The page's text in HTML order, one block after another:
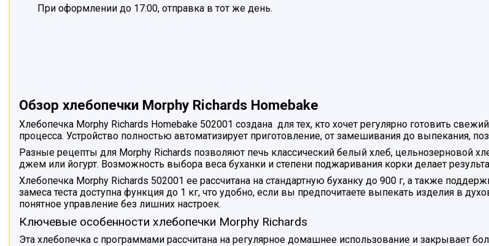
При оформлении до 17:00, отправка в тот же день.
Обзор хлебопечки Morphy Richards Homebake
Хлебопечка Morphy Richards Homebake 502001 создана для тех, кто хочет регулярно готовить
процесса. Устройство полностью автоматизирует приготовление, от замешивания до выпекания,
Разные рецепты для Morphy Richards позволяют печь классический белый хлеб, цельнозерновой
джем или йогурт. Возможность выбора веса буханки и степени поджаривания корки делает
Хлебопечка Morphy Richards 502001 ee рассчитана на стандартную буханку до 900 г, а также
замеса теста доступна функция до 1 кг, что удобно, если вы предпочитаете выпекать изделия в
понятное управление без лишних настроек.
Ключевые особенности хлебопечки Morphy Richards
Эта хлебопечка с программами рассчитана на регулярное домашнее использование и закрывает